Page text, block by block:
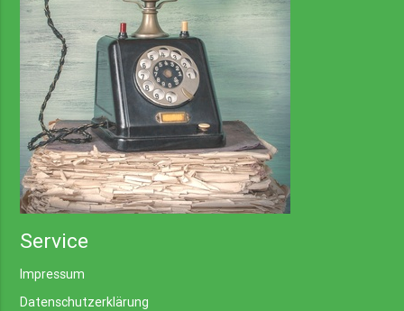
Service
Impressum
Datenschutzerklärung